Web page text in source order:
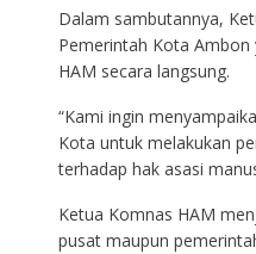
Dalam sambutannya,
Pemerintah Kota
HAM secara langsung.
“Kami ingin
Kota untuk melakukan
terhadap hak asasi
Ketua Komnas HAM
pusat maupun